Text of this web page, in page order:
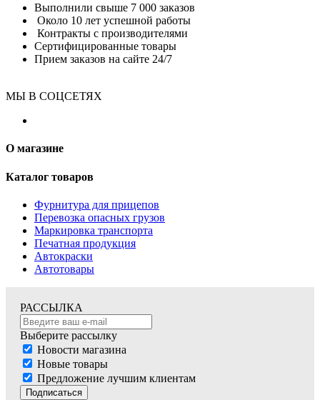
Выполнили свыше 7 000 заказов
Около 10 лет успешной работы
Контракты с производителями
Сертифицированные товары
Прием заказов на сайте 24/7
МЫ В СОЦСЕТЯХ
О магазине
Каталог товаров
Фурнитура для прицепов
Перевозка опасных грузов
Маркировка транспорта
Печатная продукция
Автокраски
Автотовары
РАССЫЛКА
Выберите рассылку
Новости магазина
Новые товары
Предложение лучшим клиентам
Подписаться